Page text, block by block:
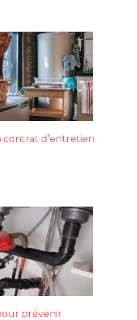
d’entretien
prévenir